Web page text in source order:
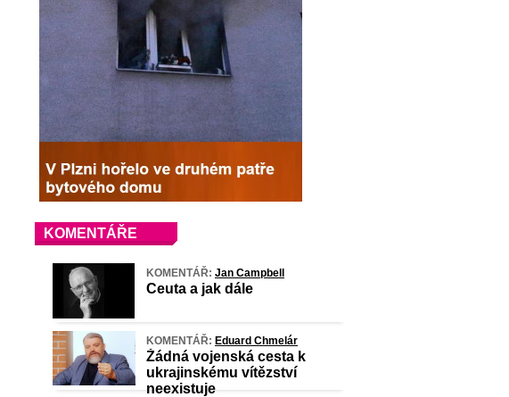
KOMENTÁŘE
KOMENTÁŘ: Jan Campbell
Ceuta a jak dále
KOMENTÁŘ: Eduard Chmelár
Žádná vojenská cesta k
ukrajinskému vítězství
neexistuje